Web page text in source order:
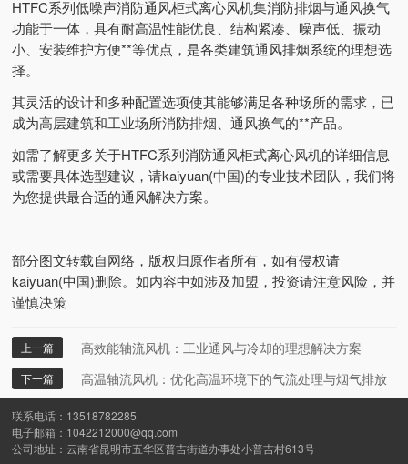
HTFC系列低噪声消防通风柜式离心风机集消防排烟与通风换气
功能于一体，具有耐高温性能优良、结构紧凑、噪声低、振动
小、安装维护方便**等优点，是各类建筑通风排烟系统的理想选
择。
其灵活的设计和多种配置选项使其能够满足各种场所的需求，已
成为高层建筑和工业场所消防排烟、通风换气的**产品。
如需了解更多关于HTFC系列消防通风柜式离心风机的详细信息
或需要具体选型建议，请kaiyuan(中国)的专业技术团队，我们将
为您提供最合适的通风解决方案。
部分图文转载自网络，版权归原作者所有，如有侵权请
kaiyuan(中国)删除。如内容中如涉及加盟，投资请注意风险，并
谨慎决策
上一篇 高效能轴流风机：工业通风与冷却的理想解决方案
下一篇 高温轴流风机：优化高温环境下的气流处理与烟气排放
13518782285
1042212000@qq.com
云南省昆明市五华区普吉街道办事处小普吉村613号